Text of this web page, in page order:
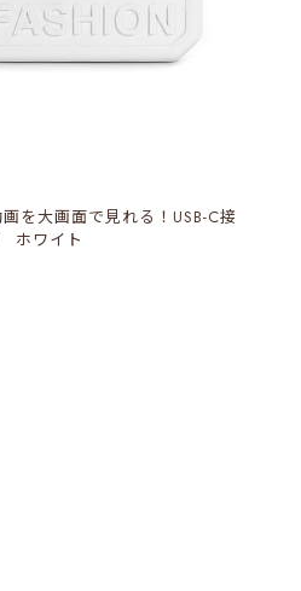
を大画面で見れる！USB-C接
ホワイト